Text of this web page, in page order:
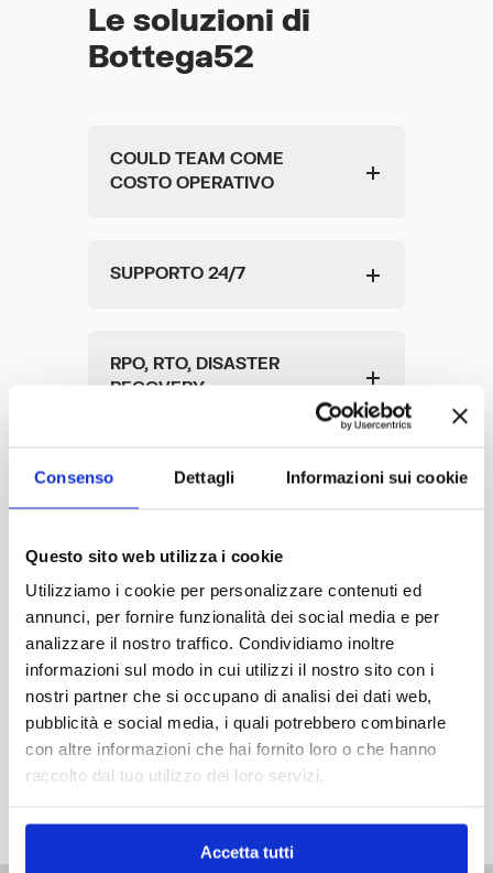
Consenso Dettagli Informazioni sui cookie
Questo sito web utilizza i cookie
Utilizziamo i cookie per personalizzare contenuti ed
annunci, per fornire funzionalità dei social media e per
analizzare il nostro traffico. Condividiamo inoltre
informazioni sul modo in cui utilizzi il nostro sito con i
nostri partner che si occupano di analisi dei dati web,
pubblicità e social media, i quali potrebbero combinarle
con altre informazioni che hai fornito loro o che hanno
raccolto dal tuo utilizzo dei loro servizi.
Accetta tutti
Le soluzioni di
Bottega52
COULD TEAM COME
COSTO OPERATIVO
SUPPORTO 24/7
RPO, RTO, DISASTER
RECOVERY
DEVSECOPS
MONITORAGGIO E
OBSERVABILITY
DELL’INFRASTRUTTURA